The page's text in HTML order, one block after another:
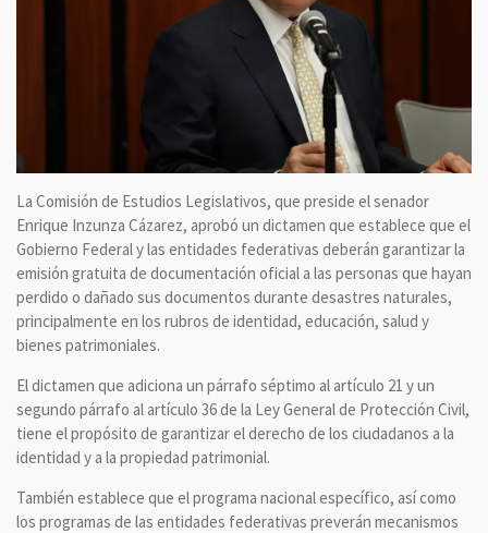
La Comisión de Estudios Legislativos, que preside el senador
Enrique Inzunza Cázarez, aprobó un dictamen que establece que el
Gobierno Federal y las entidades federativas deberán garantizar la
emisión gratuita de documentación oficial a las personas que hayan
perdido o dañado sus documentos durante desastres naturales,
principalmente en los rubros de identidad, educación, salud y
bienes patrimoniales.
El dictamen que adiciona un párrafo séptimo al artículo 21 y un
segundo párrafo al artículo 36 de la Ley General de Protección Civil,
tiene el propósito de garantizar el derecho de los ciudadanos a la
identidad y a la propiedad patrimonial.
También establece que el programa nacional específico, así como
los programas de las entidades federativas preverán mecanismos